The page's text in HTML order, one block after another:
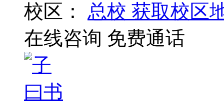
校区： 总校 获取校区
在线咨询 免费通话